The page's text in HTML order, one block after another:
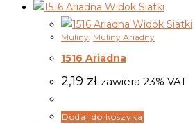
Widok Siatki
Widok Siatki
Muliny, Muliny Ariadny
1516 Ariadna
2,19 zł zawiera 23% VAT
Dodaj do koszyka